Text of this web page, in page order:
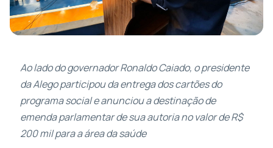
Ao lado do governador Ronaldo Caiado, o presidente
da Alego participou da entrega dos cartões do
programa social e anunciou a destinação de
emenda parlamentar de sua autoria no valor de R$
200 mil para a área da saúde